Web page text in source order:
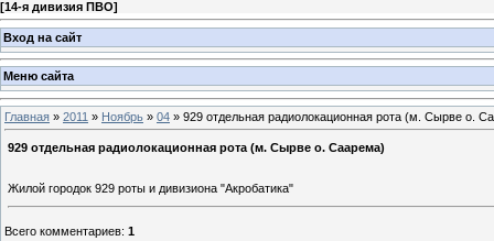
[14-я дивизия ПВО]
Вход на сайт
Меню сайта
Главная » 2011 » Ноябрь » 04 » 929 отдельная радиолокационная рота (м. Сырве о.
929 отдельная радиолокационная рота (м. Сырве о. Саарема)
Жилой городок 929 роты и дивизиона "Акробатика"
Всего комментариев: 1